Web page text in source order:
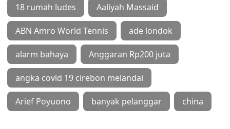
18 rumah ludes Aaliyah Massaid
ABN Amro World Tennis ade londok
alarm bahaya Anggaran Rp200 juta
angka covid 19 cirebon melandai
Arief Poyuono banyak pelanggar china